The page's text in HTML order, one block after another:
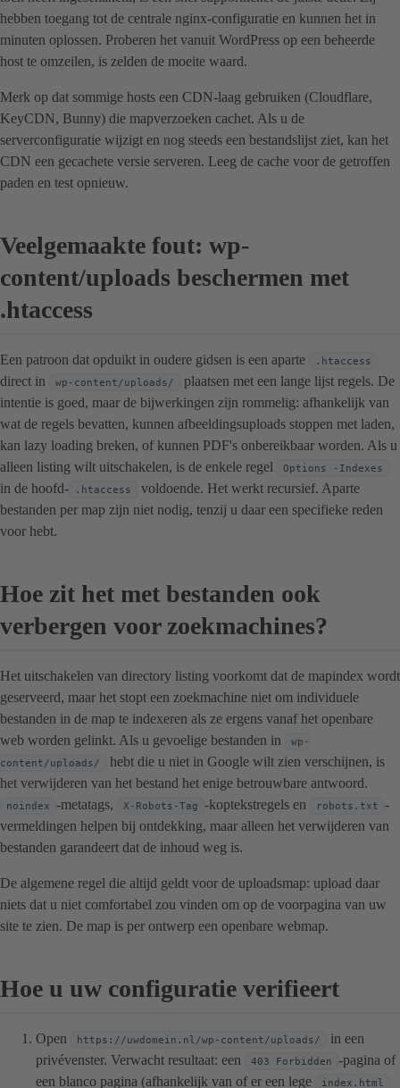
hebben toegang tot de centrale nginx-configuratie en kunnen het in
minuten oplossen. Proberen het vanuit WordPress op een beheerde
host te omzeilen, is zelden de moeite waard.
Merk op dat sommige hosts een CDN-laag gebruiken (Cloudflare,
KeyCDN, Bunny) die mapverzoeken cachet. Als u de
serverconfiguratie wijzigt en nog steeds een bestandslijst ziet, kan het
CDN een gecachete versie serveren. Leeg de cache voor de getroffen
paden en test opnieuw.
Veelgemaakte fout: wp-
content/uploads beschermen met
.htaccess
Een patroon dat opduikt in oudere gidsen is een aparte .htaccess
direct in wp-content/uploads/
plaatsen met een lange lijst regels. De
intentie is goed, maar de bijwerkingen zijn rommelig: afhankelijk van
wat de regels bevatten, kunnen afbeeldingsuploads stoppen met laden,
kan lazy loading breken, of kunnen PDF's onbereikbaar worden. Als u
alleen listing wilt uitschakelen, is de enkele regel
Options -Indexes
in de hoofd- .htaccess
voldoende. Het werkt recursief. Aparte
bestanden per map zijn niet nodig, tenzij u daar een specifieke reden
voor hebt.
Hoe zit het met bestanden ook
verbergen voor zoekmachines?
Het uitschakelen van directory listing voorkomt dat de mapindex wordt
geserveerd, maar het stopt een zoekmachine niet om individuele
bestanden in de map te indexeren als ze ergens vanaf het openbare
web worden gelinkt. Als u gevoelige bestanden in
wp-
content/uploads/
hebt die u niet in Google wilt zien verschijnen, is
het verwijderen van het bestand het enige betrouwbare antwoord.
noindex -metatags, X-Robots-Tag -koptekstregels en robots.txt -
vermeldingen helpen bij ontdekking, maar alleen het verwijderen van
bestanden garandeert dat de inhoud weg is.
De algemene regel die altijd geldt voor de uploadsmap: upload daar
niets dat u niet comfortabel zou vinden om op de voorpagina van uw
site te zien. De map is per ontwerp een openbare webmap.
Hoe u uw configuratie verifieert
Open https://uwdomein.nl/wp-content/uploads/
in een
privévenster. Verwacht resultaat: een
403 Forbidden -pagina of
een blanco pagina (afhankelijk van of er een lege
index.html